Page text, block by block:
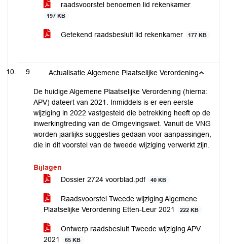
raadsvoorstel benoemen lid rekenkamer
197 KB
Getekend raadsbesluit lid rekenkamer 177 KB
9 Actualisatie Algemene Plaatselijke Verordening
De huidige Algemene Plaatselijke Verordening (hierna:
APV) dateert van 2021. Inmiddels is er een eerste
wijziging in 2022 vastgesteld die betrekking heeft op de
inwerkingtreding van de Omgevingswet. Vanuit de VNG
worden jaarlijks suggesties gedaan voor aanpassingen,
die in dit voorstel van de tweede wijziging verwerkt zijn.
Bijlagen
Dossier 2724 voorblad.pdf
40 KB
Raadsvoorstel Tweede wijziging Algemene
Plaatselijke Verordening Etten-Leur 2021
222 KB
Ontwerp raadsbesluit Tweede wijziging APV
2021
65 KB